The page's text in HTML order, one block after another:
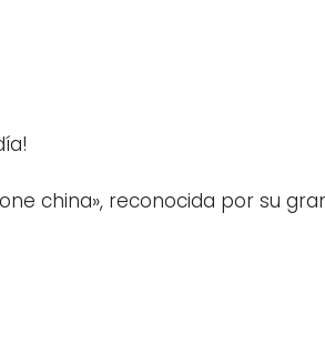
china», reconocida por su